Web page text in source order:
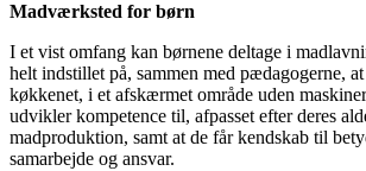
Madværksted for børn
I et vist omfang kan børnene deltage i
helt indstillet på, sammen med pædagogerne,
køkkenet, i et afskærmet område uden
udvikler kompetence til, afpasset efter deres
madproduktion, samt at de får kendskab til
samarbejde og ansvar.